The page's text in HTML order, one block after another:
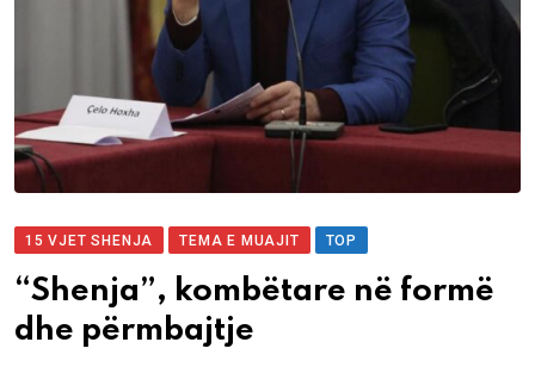
15 VJET SHENJA TEMA E MUAJIT TOP
“Shenja”, kombëtare në formë
dhe përmbajtje